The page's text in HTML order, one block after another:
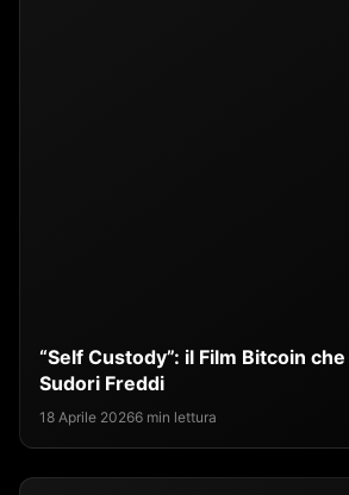
“Self Custody”: il Film Bitcoin
Sudori Freddi
18 Aprile 20266 min lettura